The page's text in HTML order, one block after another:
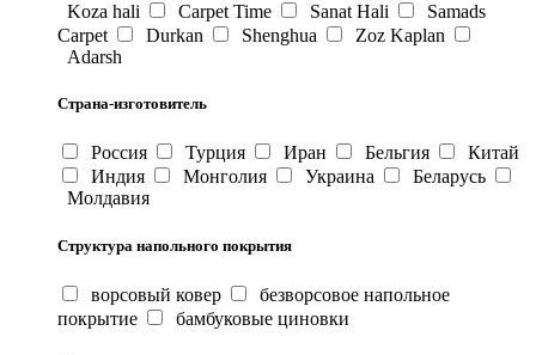
Koza hali
Carpet Time Sanat Hali
Samads
Carpet
Durkan Shenghua
Zoz Kaplan
Adarsh
Страна-изготовитель
Россия Турция Иран Бельгия
Китай
Индия
Монголия Украина
Беларусь
Молдавия
Структура напольного покрытия
ворсовый ковер
безворсовое напольное
покрытие
бамбуковые циновки